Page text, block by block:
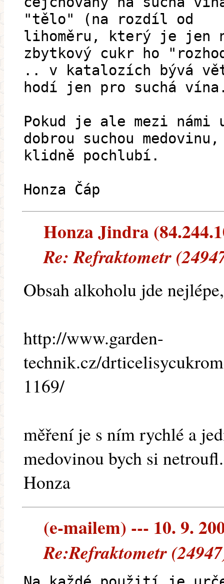
"tělo" (na rozdíl od
lihoměru, který je jen
zbytkový cukr ho
.. v katalozích bývá
hodí jen pro suchá
Pokud je ale mezi námi
dobrou suchou
klidně pochlubí.
Honza Čáp
Honza Jindra
Re: Refraktometr
Obsah alkoholu jde
http://www.garden-
technik.cz/
1169/
měření je s ním rychlé a
medovinou bych si
Honza
(e-mailem) --- 10. 9.
Re:Refraktometr